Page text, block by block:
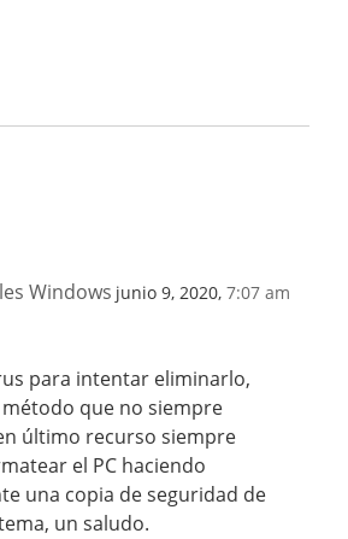
Windows junio 9, 2020, 7:07 am
para intentar eliminarlo,
método que no siempre
último recurso siempre
el PC haciendo
una copia de seguridad de
un saludo.